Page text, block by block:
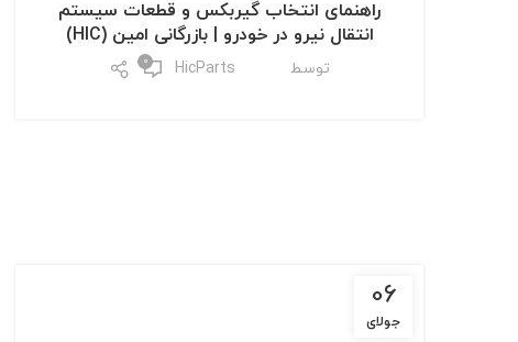
راهنمای انتخاب گیربکس و قطعات سیستم
انتقال نیرو در خودرو | بازرگانی امین (HIC)
توسط HicParts
0
06
جولای